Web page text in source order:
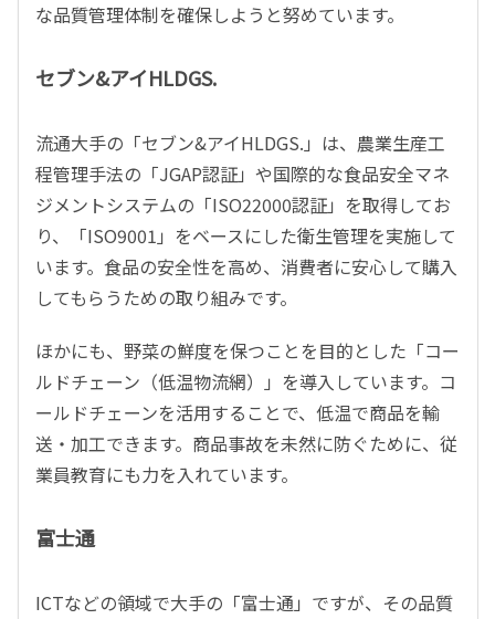
な品質管理体制を確保しようと努めています。
セブン&アイHLDGS.
流通大手の「セブン&アイHLDGS.」は、農業生産工
程管理手法の「JGAP認証」や国際的な食品安全マネ
ジメントシステムの「ISO22000認証」を取得してお
り、「ISO9001」をベースにした衛生管理を実施して
います。食品の安全性を高め、消費者に安心して購入
してもらうための取り組みです。
ほかにも、野菜の鮮度を保つことを目的とした「コー
ルドチェーン（低温物流網）」を導入しています。コ
ールドチェーンを活用することで、低温で商品を輸
送・加工できます。商品事故を未然に防ぐために、従
業員教育にも力を入れています。
富士通
ICTなどの領域で大手の「富士通」ですが、その品質